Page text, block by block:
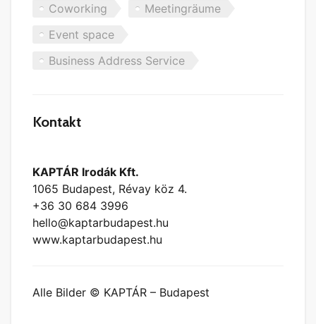
Coworking
Meetingräume
Event space
Business Address Service
Kontakt
KAPTÁR Irodák Kft.
1065 Budapest, Révay köz 4.
+36 30 684 3996
hello@kaptarbudapest.hu
www.kaptarbudapest.hu
Alle Bilder © KAPTÁR – Budapest